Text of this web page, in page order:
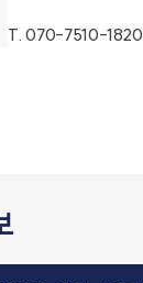
T.070-7510-1820